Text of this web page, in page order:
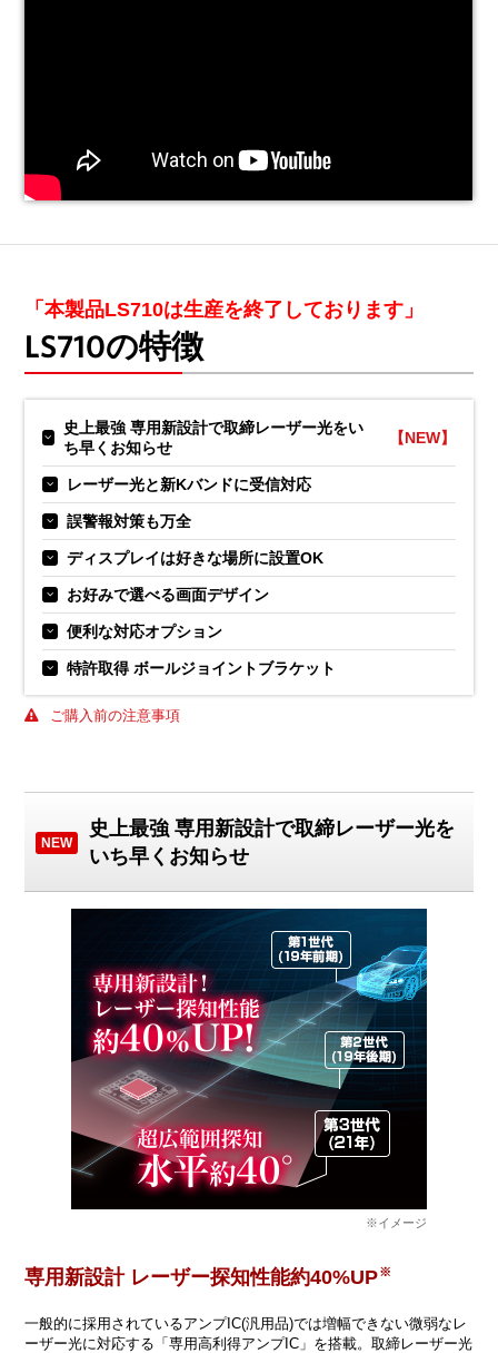
「本製品LS710は生産を終了しております」
LS710の特徴
史上最強 専用新設計で取締レーザー光をい
ち早くお知らせ
【NEW】
レーザー光と新Kバンドに受信対応
誤警報対策も万全
ディスプレイは好きな場所に設置OK
お好みで選べる画面デザイン
便利な対応オプション
特許取得 ボールジョイントブラケット
ご購入前の注意事項
NEW
史上最強 専用新設計で取締レーザー光を
いち早くお知らせ
※イメージ
専用新設計 レーザー探知性能約40%UP※
一般的に採用されているアンプIC(汎用品)では増幅できない微弱なレ
ーザー光に対応する「専用高利得アンプIC」を搭載。取締レーザー光